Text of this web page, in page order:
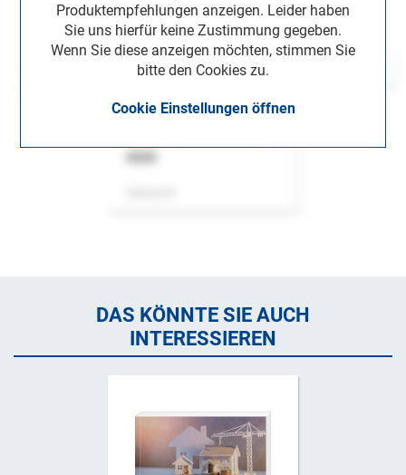
Produktempfehlungen anzeigen. Leider haben
Sie uns hierfür keine Zustimmung gegeben.
Wenn Sie diese anzeigen möchten, stimmen Sie
bitte den Cookies zu.
Cookie Einstellungen öffnen
DAS KÖNNTE SIE AUCH
INTERESSIEREN